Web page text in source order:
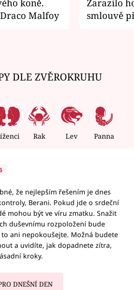
koně.
Malfoy
Zarazilo
smlouvě
DLE ZVĚROKRUHU
Rak Lev Panna
že nejlepším řešením je dnes
Berani. Pokud jde o srdeční
mohou být ve víru zmatku. Snažit
duševnímu rozpoložení bude
to ani nepokoušejte. Možná budete
a uvidíte, jak dopadnete zítra,
kroky.
DNEŠNÍ DEN